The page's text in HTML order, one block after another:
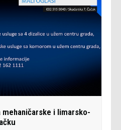
i limarsko-